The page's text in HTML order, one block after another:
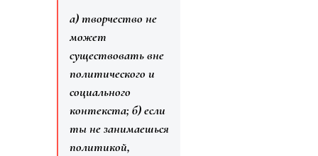
а) творчество не
может
существовать вне
политического и
социального
контекста; б) если
ты не занимаешься
политикой,